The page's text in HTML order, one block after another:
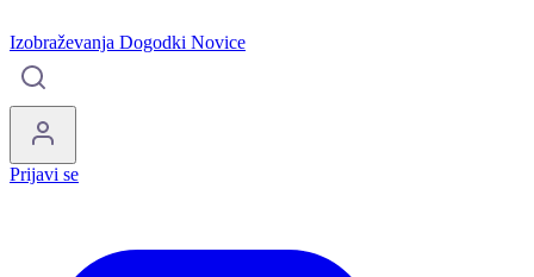
Izobraževanja Dogodki Novice
Prijavi se